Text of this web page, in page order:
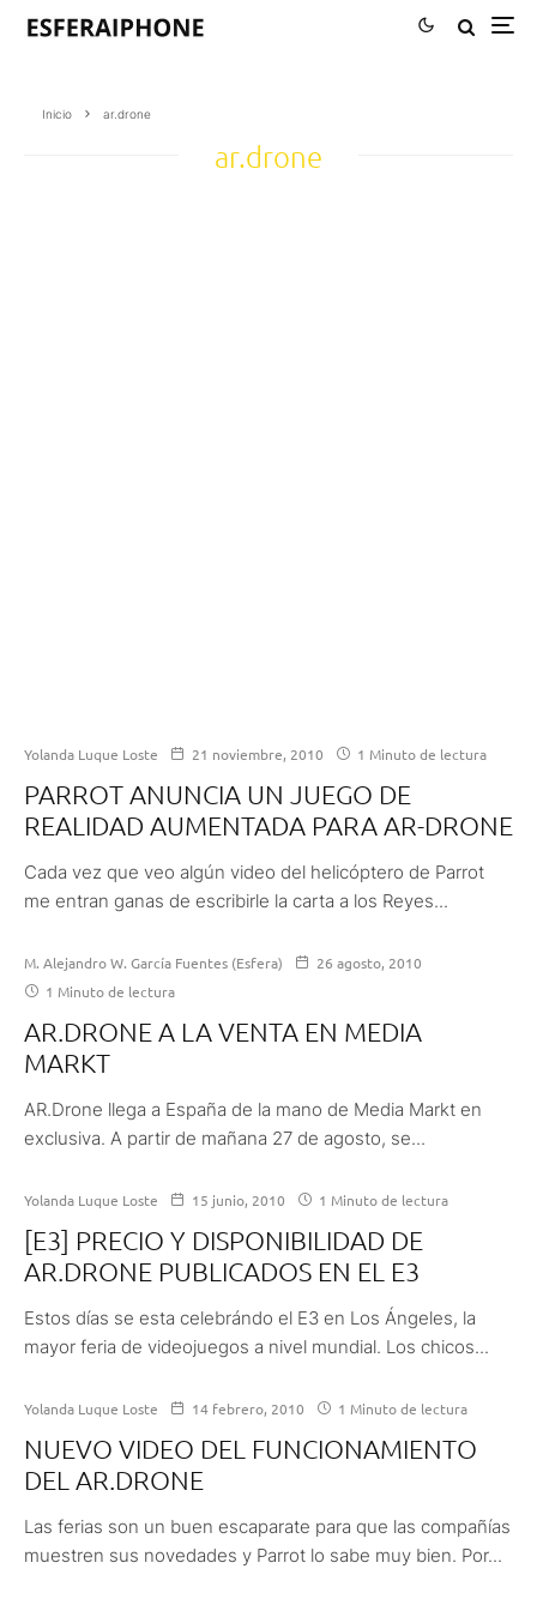
Inicio ar.drone
ar.drone
Yolanda Luque Loste 21 noviembre, 2010 1 Minuto de lectura
PARROT ANUNCIA UN JUEGO DE
REALIDAD AUMENTADA PARA AR-DRONE
Cada vez que veo algún video del helicóptero de Parrot
me entran ganas de escribirle la carta a los Reyes...
M. Alejandro W. García Fuentes (Esfera)
26 agosto, 2010
1 Minuto de lectura
AR.DRONE A LA VENTA EN MEDIA
MARKT
AR.Drone llega a España de la mano de Media Markt en
exclusiva. A partir de mañana 27 de agosto, se...
Yolanda Luque Loste 15 junio, 2010 1 Minuto de lectura
[E3] PRECIO Y DISPONIBILIDAD DE
AR.DRONE PUBLICADOS EN EL E3
Estos días se esta celebrándo el E3 en Los Ángeles, la
mayor feria de videojuegos a nivel mundial. Los chicos...
Yolanda Luque Loste 14 febrero, 2010 1 Minuto de lectura
NUEVO VIDEO DEL FUNCIONAMIENTO
DEL AR.DRONE
Las ferias son un buen escaparate para que las compañías
muestren sus novedades y Parrot lo sabe muy bien. Por...